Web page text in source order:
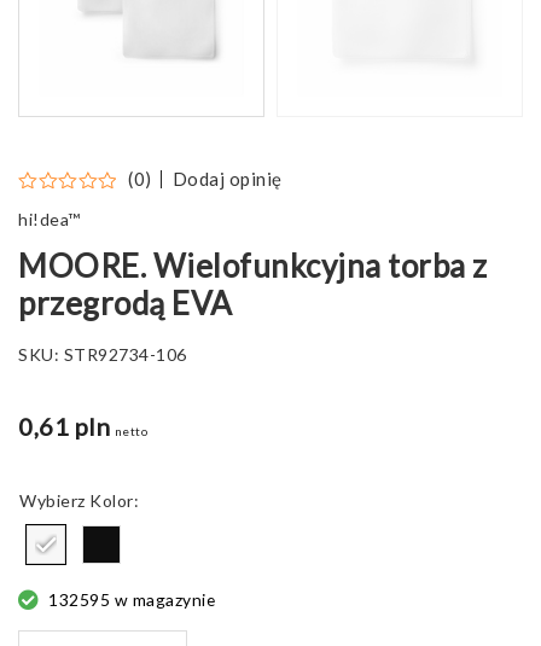
(0) Dodaj opinię
hi!dea™
MOORE. Wielofunkcyjna torba z
przegrodą EVA
SKU: STR92734-106
0,61 pln netto
Kolor
132595 w magazynie